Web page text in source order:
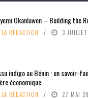
Okanlawon – Building the
LA RÉDACTION 3
indigo au Bénin : un savoir-
économique
LA RÉDACTION 27 MAI